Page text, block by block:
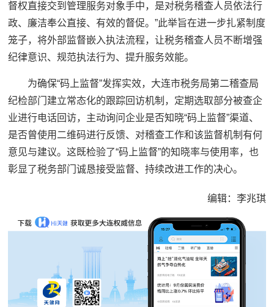
督权直接交到管理服务对象手中，是对税务稽查人员依法行
政、廉洁奉公直接、有效的督促。”此举旨在进一步扎紧制度
笼子，将外部监督嵌入执法流程，让税务稽查人员不断增强
纪律意识、规范执法行为、提升服务效能。
为确保“码上监督”发挥实效，大连市税务局第二稽查局
纪检部门建立常态化的跟踪回访机制，定期选取部分被查企
业进行电话回访，主动询问企业是否知晓“码上监督”渠道、
是否曾使用二维码进行反馈、对稽查工作和该监督机制有何
意见与建议。这既检验了“码上监督”的知晓率与使用率，也
彰显了税务部门诚恳接受监督、持续改进工作的决心。
编辑：李兆琪